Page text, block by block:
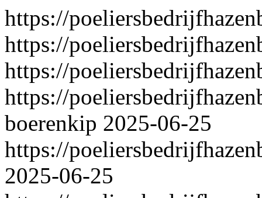
https://
https://
https://
https://
boerenkip 2025-06-25
https://
2025-06-25